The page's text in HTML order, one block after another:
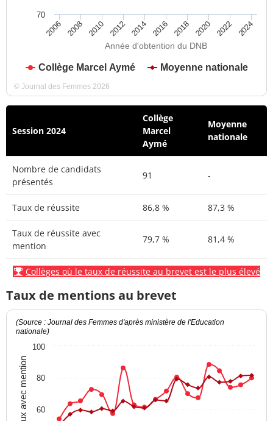
Année d'obtention du DNB
Collège Marcel Aymé Moyenne nationale
2006 2008 2010 2012 2014 2016 2018 2020 2022 2024
70
© Journal des Femmes 2026
Session 2024
Collège
Marcel
Aymé
Moyenne
nationale
Nombre de candidats
présentés
91 -
Taux de réussite 86,8 % 87,3 %
Taux de réussite avec
mention
79,7 % 81,4 %
Collèges où le taux de réussite au brevet est le plus élevé
Taux de mentions au brevet
Taux avec mention
(Source : Journal des Femmes d'après ministère de l'Education
nationale)
60
80
100